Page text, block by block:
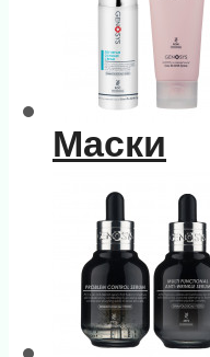
Маски